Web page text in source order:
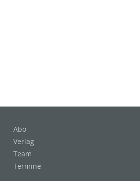
Abo
Verlag
Team
Termine